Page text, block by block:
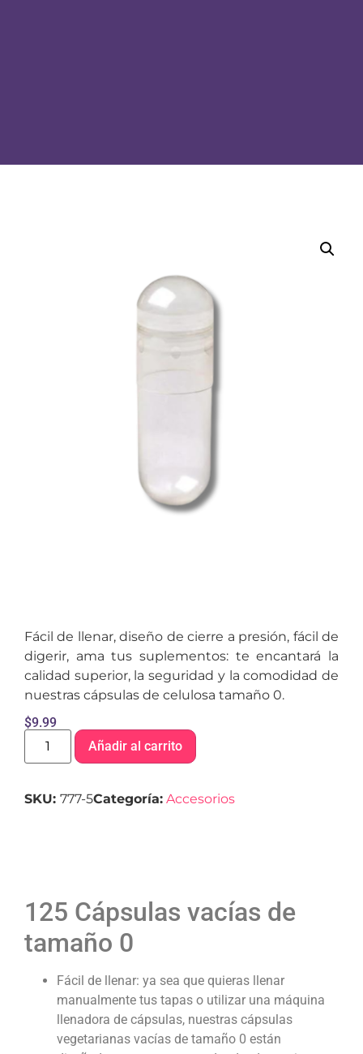
Fácil de llenar, diseño de cierre a presión, fácil de
digerir, ama tus suplementos: te encantará la
calidad superior, la seguridad y la comodidad de
nuestras cápsulas de celulosa tamaño 0.
$9.99
Añadir al carrito
SKU: 777-5Categoría: Accesorios
125 Cápsulas vacías de
tamaño 0
Fácil de llenar: ya sea que quieras llenar
manualmente tus tapas o utilizar una máquina
llenadora de cápsulas, nuestras cápsulas
vegetarianas vacías de tamaño 0 están